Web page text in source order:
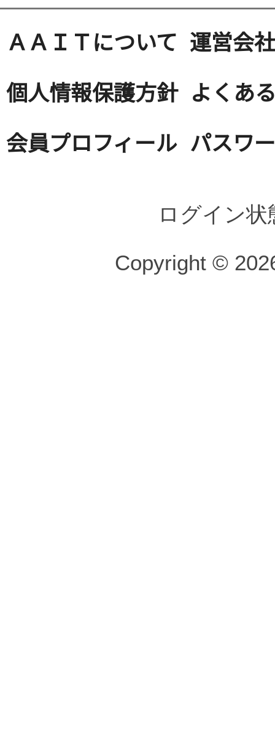
ＡＡＩＴについて 運営会社
個人情報保護方針 よくあ
会員プロフィール パスワ
ログイン
Copyright ©